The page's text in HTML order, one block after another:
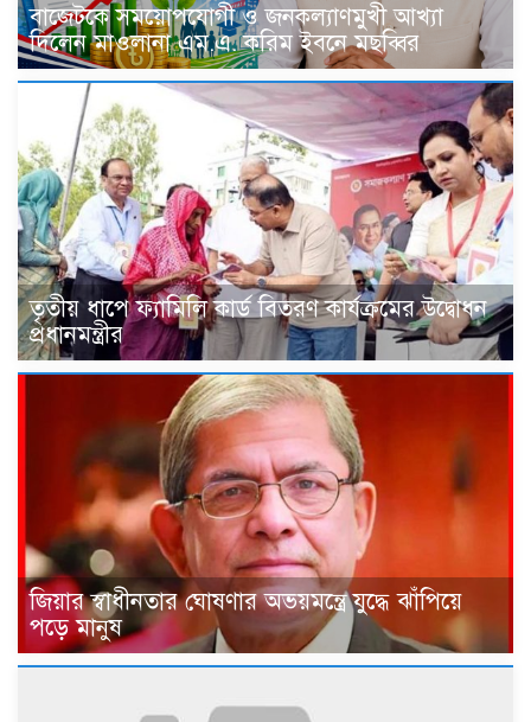
বাজেটকে সময়োপযোগী ও জনকল্যাণমুখী আখ্যা
দিলেন মাওলানা এম.এ. করিম ইবনে মছব্বির
তৃতীয় ধাপে ফ্যামিলি কার্ড বিতরণ কার্যক্রমের উদ্বোধন
প্রধানমন্ত্রীর
জিয়ার স্বাধীনতার ঘোষণার অভয়মন্ত্রে যুদ্ধে ঝাঁপিয়ে
পড়ে মানুষ